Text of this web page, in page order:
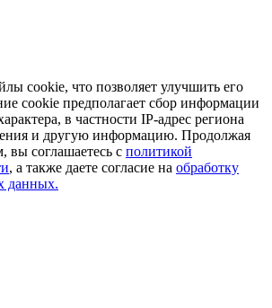
cookie, что позволяет улучшить его
cookie предполагает сбор информации
в частности IP-адрес региона
и другую информацию. Продолжая
вы соглашаетесь с политикой
, а также даете согласие на обработку
данных.